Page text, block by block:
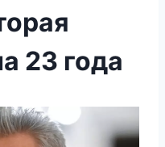
23 года